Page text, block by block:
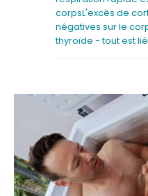
corpsL'excès de
négatives sur le
thyroïde - tout est lié